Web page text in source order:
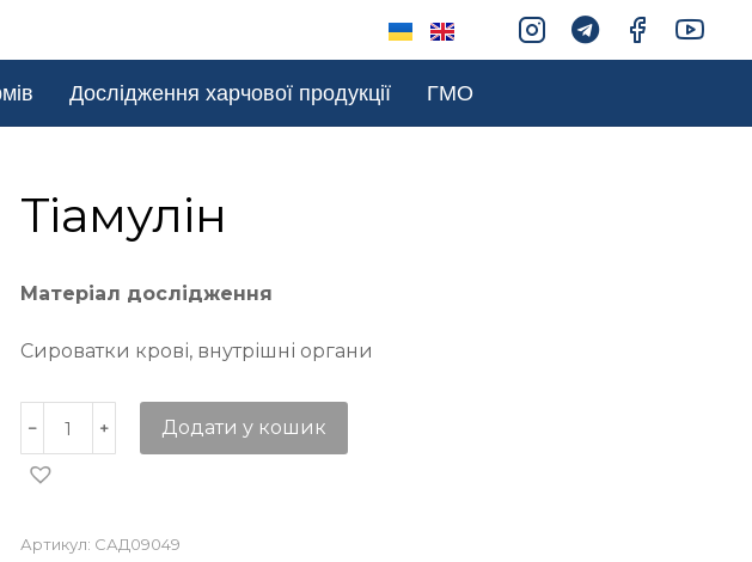
Дослідження харчової продукції ГМО
Тіамулін
Матеріал дослідження
Сироватки крові, внутрішні органи
Додати у кошик
Артикул: САД09049